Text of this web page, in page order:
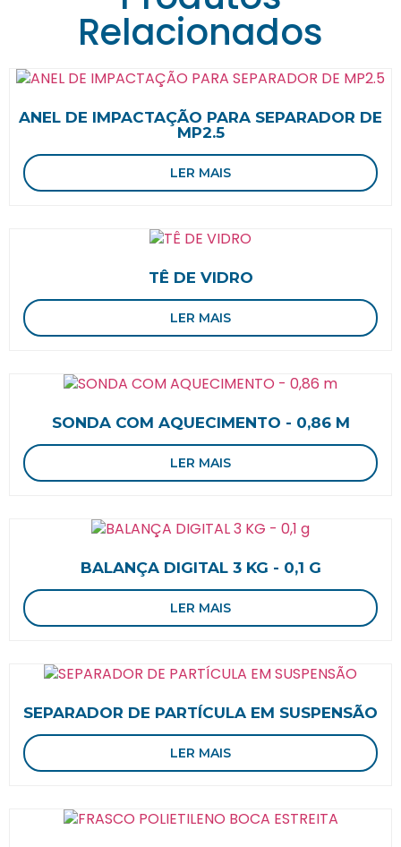
Relacionados
ANEL DE IMPACTAÇÃO PARA SEPARADOR DE
MP2.5
LER MAIS
TÊ DE VIDRO
LER MAIS
SONDA COM AQUECIMENTO - 0,86 M
LER MAIS
BALANÇA DIGITAL 3 KG - 0,1 G
LER MAIS
SEPARADOR DE PARTÍCULA EM SUSPENSÃO
LER MAIS